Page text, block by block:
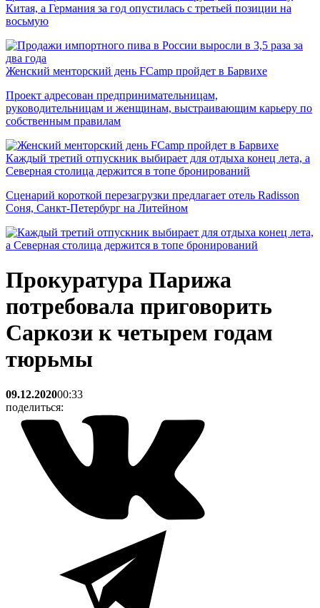
Китая, а Германия за год опустилась с третьей позиции на
восьмую
Женский менторский день FCamp пройдет в Барвихе
Проект адресован предпринимательницам,
руководительницам и женщинам, выстраивающим карьеру по
собственным правилам
Каждый третий отпускник выбирает для отдыха конец лета, а
Северная столица держится в топе бронирований
Сценарий короткой перезагрузки предлагает отель Radisson
Соня, Санкт-Петербург на Литейном
Прокуратура Парижа
потребовала приговорить
Саркози к четырем годам
тюрьмы
09.12.202000:33
поделиться: